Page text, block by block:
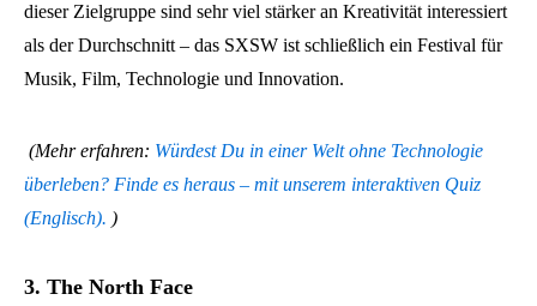
dieser Zielgruppe sind sehr viel stärker an Kreativität interessiert
als der Durchschnitt – das SXSW ist schließlich ein Festival für
Musik, Film, Technologie und Innovation.
(Mehr erfahren: Würdest Du in einer Welt ohne Technologie
überleben? Finde es heraus – mit unserem interaktiven Quiz
(Englisch). )
3. The North Face